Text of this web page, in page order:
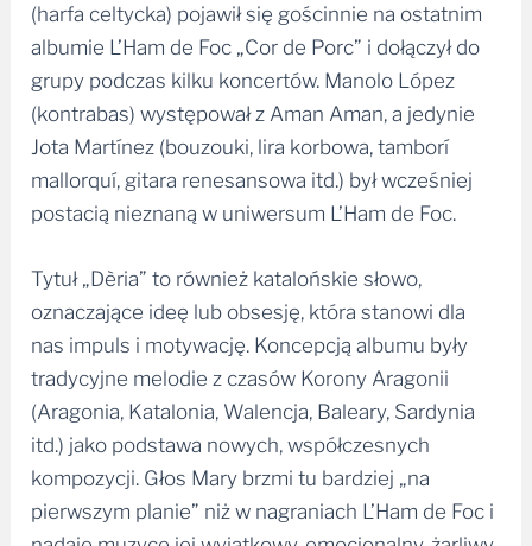
(harfa celtycka) pojawił się gościnnie na ostatnim
albumie L’Ham de Foc „Cor de Porc” i dołączył do
grupy podczas kilku koncertów. Manolo López
(kontrabas) występował z Aman Aman, a jedynie
Jota Martínez (bouzouki, lira korbowa, tamborí
mallorquí, gitara renesansowa itd.) był wcześniej
postacią nieznaną w uniwersum L’Ham de Foc.
Tytuł „Dèria” to również katalońskie słowo,
oznaczające ideę lub obsesję, która stanowi dla
nas impuls i motywację. Koncepcją albumu były
tradycyjne melodie z czasów Korony Aragonii
(Aragonia, Katalonia, Walencja, Baleary, Sardynia
itd.) jako podstawa nowych, współczesnych
kompozycji. Głos Mary brzmi tu bardziej „na
pierwszym planie” niż w nagraniach L’Ham de Foc i